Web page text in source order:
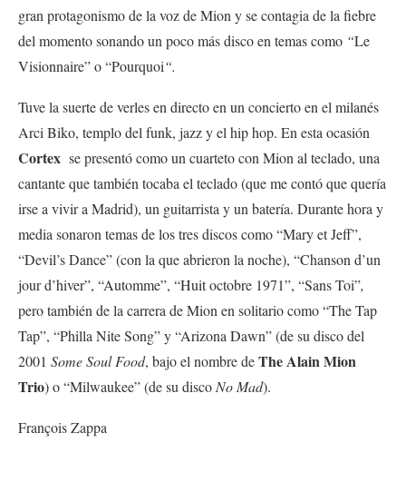
gran protagonismo de la voz de Mion y se contagia de la fiebre
del momento sonando un poco más disco en temas como “Le
Visionnaire” o “Pourquoi“.
Tuve la suerte de verles en directo en un concierto en el milanés
Arci Biko, templo del funk, jazz y el hip hop. En esta ocasión
Cortex se presentó como un cuarteto con Mion al teclado, una
cantante que también tocaba el teclado (que me contó que quería
irse a vivir a Madrid), un guitarrista y un batería. Durante hora y
media sonaron temas de los tres discos como “Mary et Jeff”,
“Devil’s Dance” (con la que abrieron la noche), “Chanson d’un
jour d’hiver”, “Automme”, “Huit octobre 1971”, “Sans Toi”,
pero también de la carrera de Mion en solitario como “The Tap
Tap”, “Philla Nite Song” y “Arizona Dawn” (de su disco del
2001 Some Soul Food, bajo el nombre deThe Alain Mion
Trio) o “Milwaukee” (de su disco No Mad).
François Zappa